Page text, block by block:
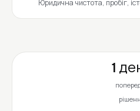
Юридична чистота, пробіг,
1